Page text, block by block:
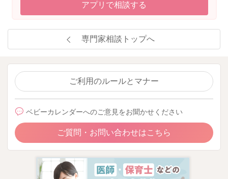
アプリで相談する
専門家相談トップへ
ご利用のルールとマナー
ベビーカレンダーへのご意見をお聞かせください
ご質問・お問い合わせはこちら